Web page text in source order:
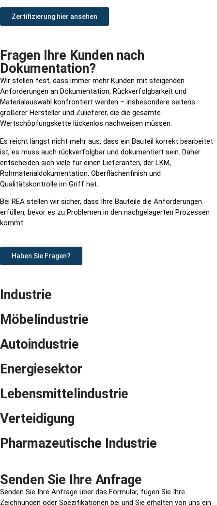
Zertifizierung hier ansehen
Fragen Ihre Kunden nach
Dokumentation?
Wir stellen fest, dass immer mehr Kunden mit steigenden
Anforderungen an Dokumentation, Rückverfolgbarkeit und
Materialauswahl konfrontiert werden – insbesondere seitens
größerer Hersteller und Zulieferer, die die gesamte
Wertschöpfungskette lückenlos nachweisen müssen.
Es reicht längst nicht mehr aus, dass ein Bauteil korrekt bearbeitet
ist, es muss auch rückverfolgbar und dokumentiert sein. Daher
entscheiden sich viele für einen Lieferanten, der LKM,
Rohmaterialdokumentation, Oberflächenfinish und
Qualitätskontrolle im Griff hat.
Bei REA stellen wir sicher, dass Ihre Bauteile die Anforderungen
erfüllen, bevor es zu Problemen in den nachgelagerten Prozessen
kommt.
Haben Sie Fragen?
Industrie
Möbelindustrie
Autoindustrie
Energiesektor
Lebensmittelindustrie
Verteidigung
Pharmazeutische Industrie
Senden Sie Ihre Anfrage
Senden Sie Ihre Anfrage über das Formular, fügen Sie Ihre
Zeichnungen oder Spezifikationen bei und Sie erhalten von uns ein